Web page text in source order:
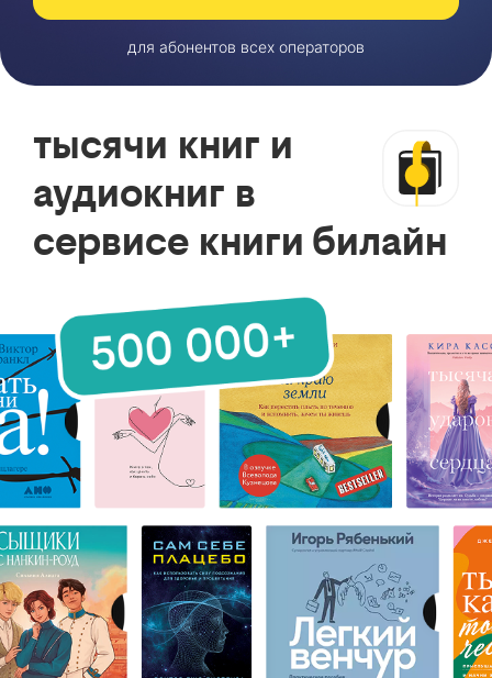
для абонентов всех операторов
тысячи книг и
аудиокниг в
сервисе книги билайн